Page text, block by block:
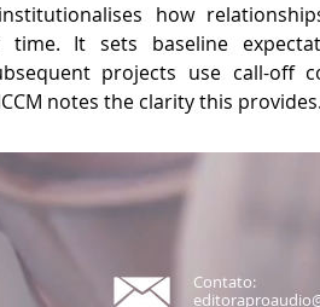
how
time. It sets baseline
projects use call-off
notes the clarity this provides.
Contato: